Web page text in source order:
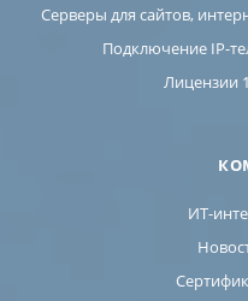
Серверы для сайтов,
Подключение IP-
Лицензии
ИТ-